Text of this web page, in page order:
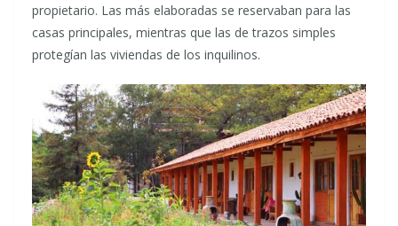
propietario. Las más elaboradas se reservaban para las
casas principales, mientras que las de trazos simples
protegían las viviendas de los inquilinos.